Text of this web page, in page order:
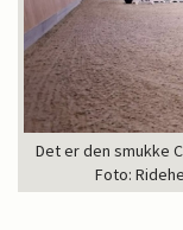
Det er den smukke
Foto: